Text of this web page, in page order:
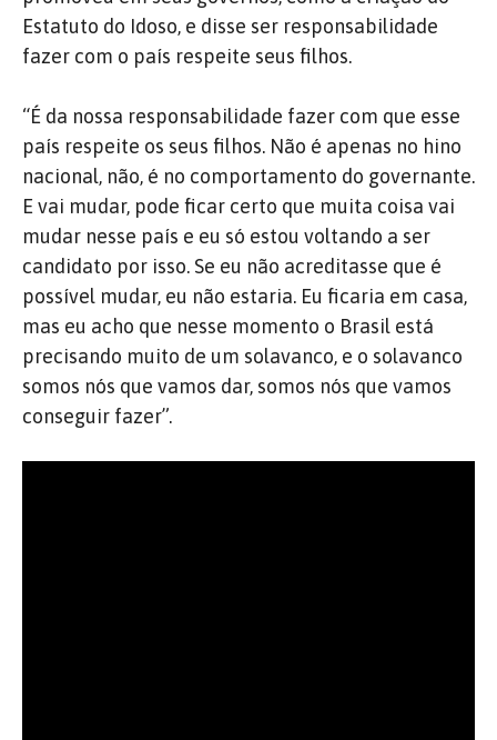
Estatuto do Idoso, e disse ser responsabilidade
fazer com o país respeite seus filhos.
“É da nossa responsabilidade fazer com que esse
país respeite os seus filhos. Não é apenas no hino
nacional, não, é no comportamento do governante.
E vai mudar, pode ficar certo que muita coisa vai
mudar nesse país e eu só estou voltando a ser
candidato por isso. Se eu não acreditasse que é
possível mudar, eu não estaria. Eu ficaria em casa,
mas eu acho que nesse momento o Brasil está
precisando muito de um solavanco, e o solavanco
somos nós que vamos dar, somos nós que vamos
conseguir fazer”.